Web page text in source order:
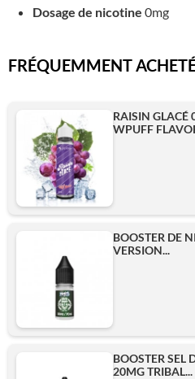
Dosage de nicotine 0mg
FRÉQUEMMENT
RAISIN GLACÉ
WPUFF
BOOSTER DE
VERSION...
BOOSTER SEL
20MG TRIBAL...